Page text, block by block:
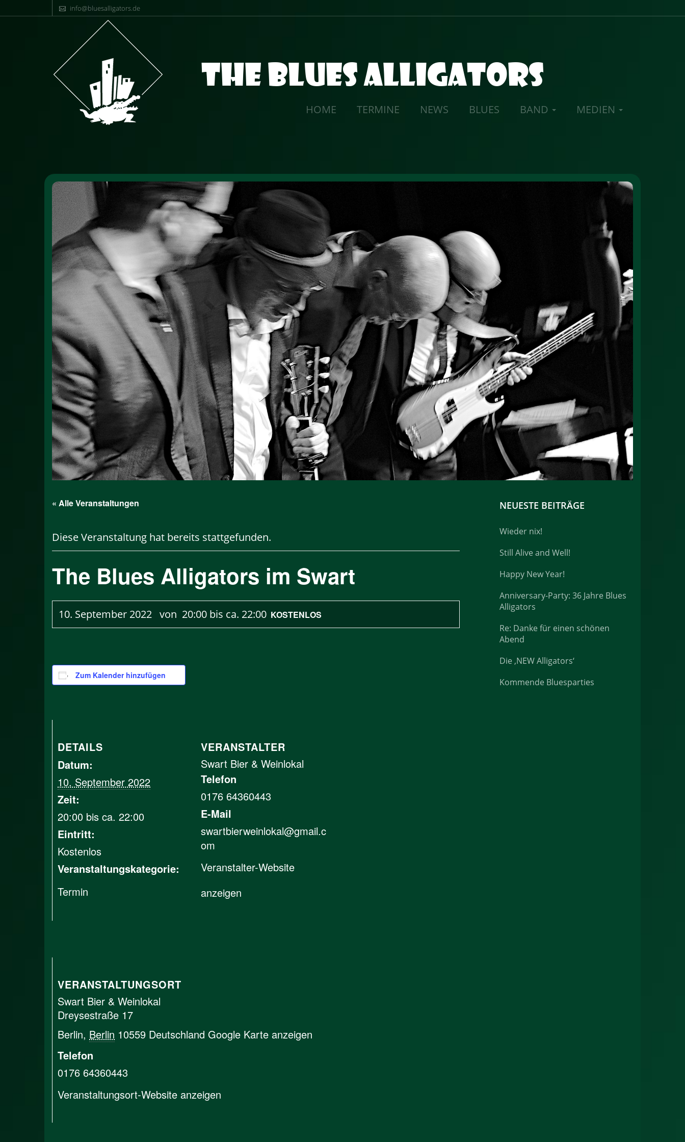
info@bluesalligators.de
The Blues Alligators
HOME TERMINE NEWS BLUES BAND MEDIEN
« Alle Veranstaltungen
Diese Veranstaltung hat bereits stattgefunden.
The Blues Alligators im Swart
10. September 2022 von 20:00 bis ca. 22:00 KOSTENLOS
Zum Kalender hinzufügen
DETAILS
Datum:
10. September 2022
Zeit:
20:00 bis ca. 22:00
Eintritt:
Kostenlos
Veranstaltungskategorie:
Termin
VERANSTALTER
Swart Bier & Weinlokal
Telefon
0176 64360443
E-Mail
swartbierweinlokal@gmail.c
om
Veranstalter-Website
anzeigen
VERANSTALTUNGSORT
Swart Bier & Weinlokal
Dreysestraße 17
Berlin, Berlin 10559 Deutschland Google Karte anzeigen
Telefon
0176 64360443
Veranstaltungsort-Website anzeigen
NEUESTE BEITRÄGE
Wieder nix!
Still Alive and Well!
Happy New Year!
Anniversary-Party: 36 Jahre Blues
Alligators
Re: Danke für einen schönen
Abend
Die ‚NEW Alligators‘
Kommende Bluesparties